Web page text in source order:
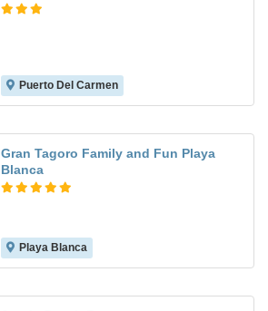
Puerto Del Carmen
Gran Tagoro Family and Fun Playa
Blanca
Playa Blanca